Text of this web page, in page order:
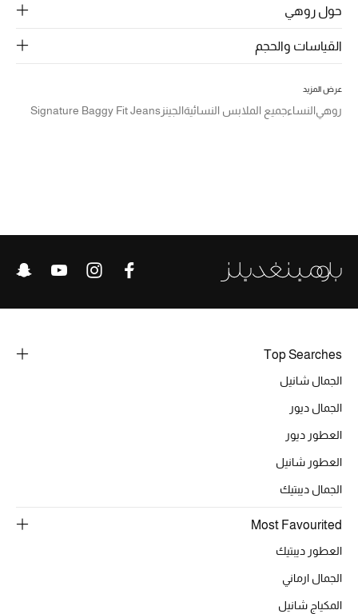
نسوقوا أحدث ما وصلنا
خصومات
ركن أناقة المنتجعات
حصريًا عبر الإنترنت
تشكيلة المناسبات للنساء
الحب للمحلي
تشكيلة الأعراس
حول روهي
القياسات والحجم
عرض المزيد
روهيالنساءجميع الملابس النسائيةالجينزSignature Baggy Fit Jeans
Top Searches
الجمال شانيل
الجمال ديور
العطور ديور
العطور شانيل
الجمال ديبتيك
Most Favourited
العطور ديبتيك
الجمال ارماني
المكياج شانيل